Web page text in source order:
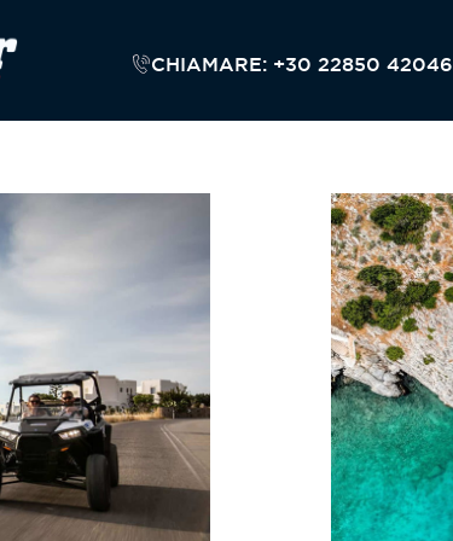
CHIAMARE: +30 22850 42046